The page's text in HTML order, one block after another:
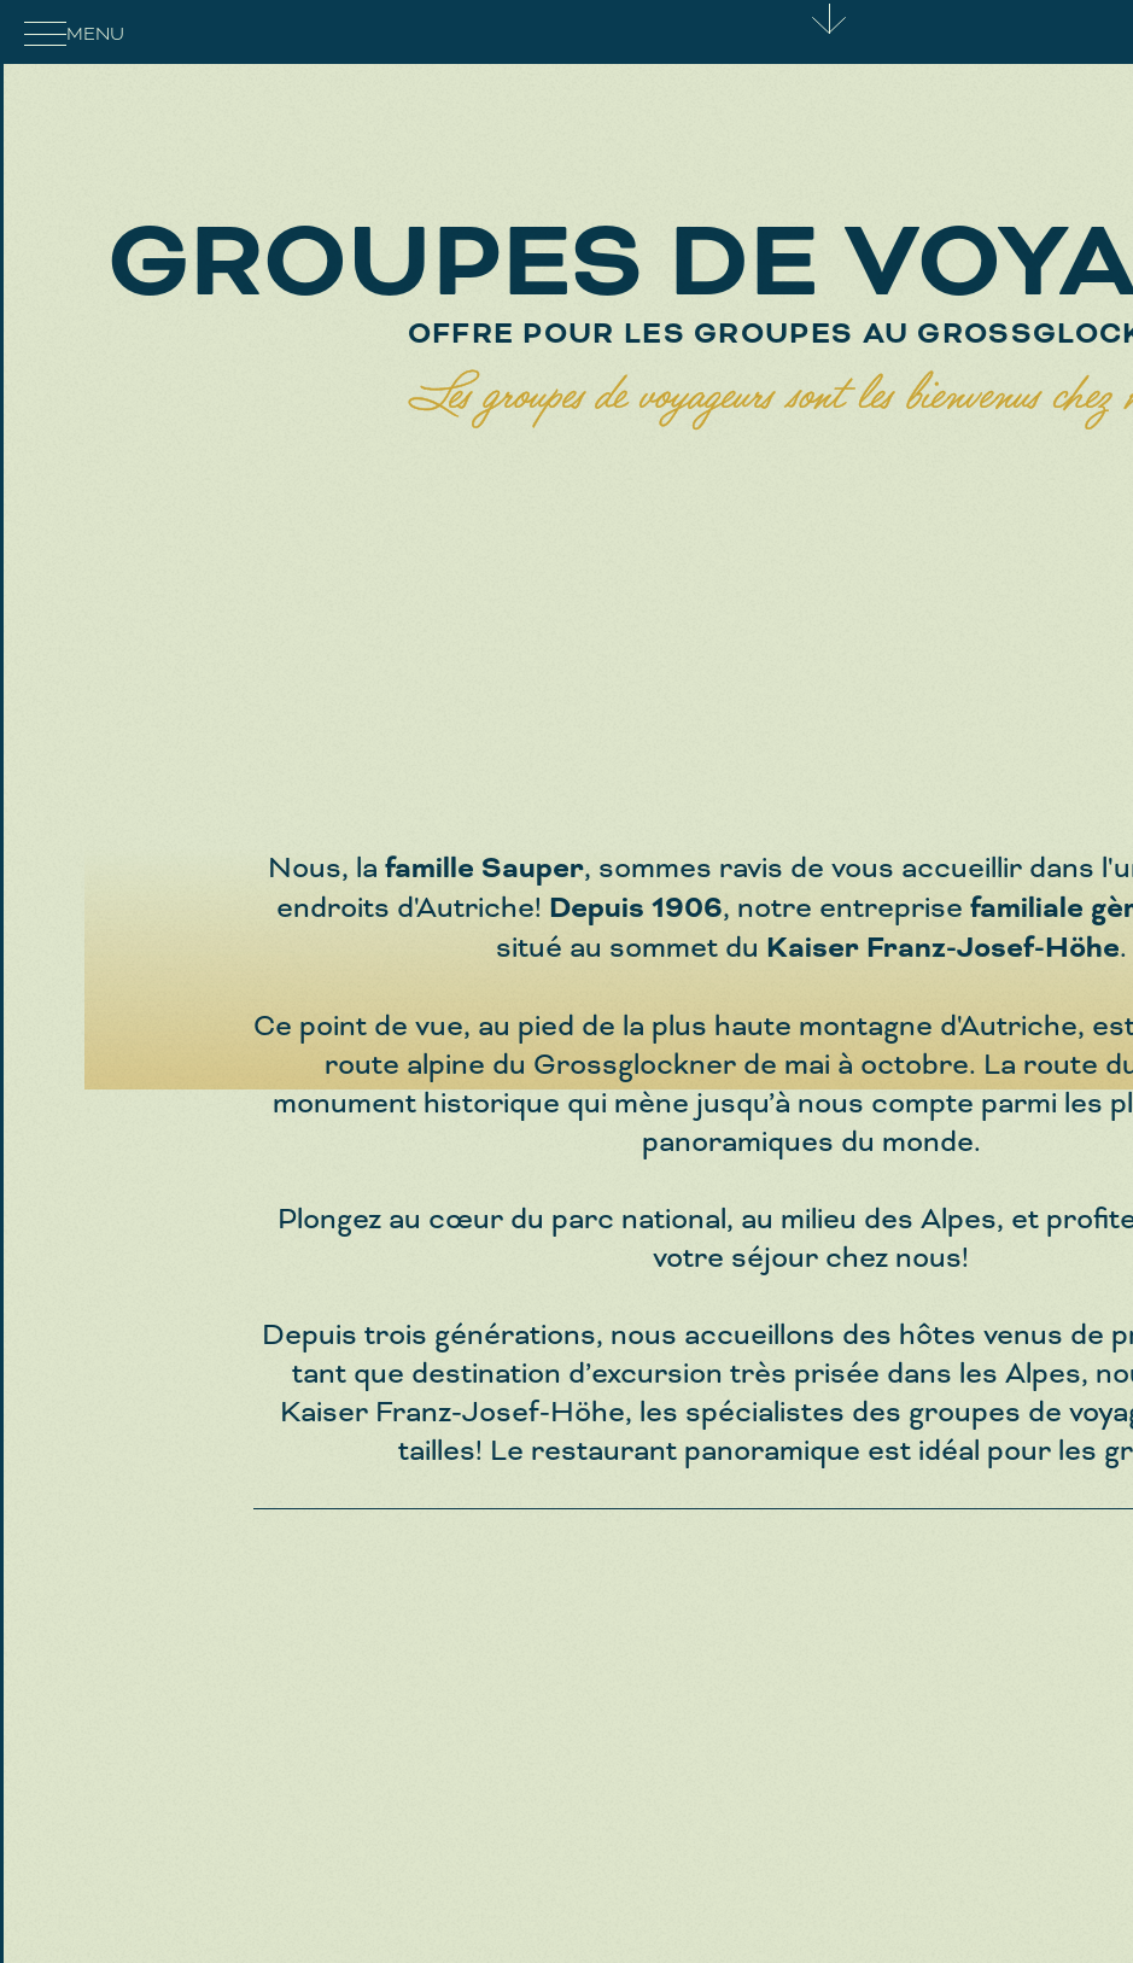
MENU
GROUPES DE
OFFRE POUR LES GROUPES AU
Les groupes de voyageurs sont les bienvenus
Nous, la famille Sauper, sommes ravis de vous accueillir dans
endroits d'Autriche! Depuis 1906, notre entreprise familiale
situé au sommet du Kaiser Franz-Josef-Höhe.
Ce point de vue, au pied de la plus haute montagne d'Autriche,
route alpine du Grossglockner de mai à octobre. La route
monument historique qui mène jusqu’à nous compte parmi les
panoramiques du monde.
Plongez au cœur du parc national, au milieu des Alpes, et
votre séjour chez nous!
Depuis trois générations, nous accueillons des hôtes venus de
tant que destination d’excursion très prisée dans les Alpes,
Kaiser Franz-Josef-Höhe, les spécialistes des groupes de
tailles! Le restaurant panoramique est idéal pour les